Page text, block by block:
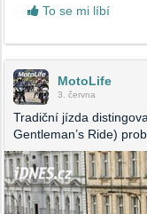
To se mi líbí
MotoLife
3. června
Tradiční jízda
Gentleman’s Ride)